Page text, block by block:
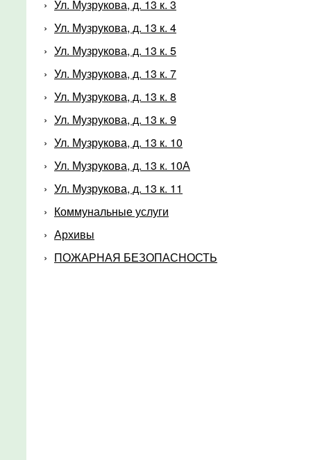
Ул. Музрукова, д. 13 к. 3
Ул. Музрукова, д. 13 к. 4
Ул. Музрукова, д. 13 к. 5
Ул. Музрукова, д. 13 к. 7
Ул. Музрукова, д. 13 к. 8
Ул. Музрукова, д. 13 к. 9
Ул. Музрукова, д. 13 к. 10
Ул. Музрукова, д. 13 к. 10А
Ул. Музрукова, д. 13 к. 11
Коммунальные услуги
Архивы
ПОЖАРНАЯ БЕЗОПАСНОСТЬ